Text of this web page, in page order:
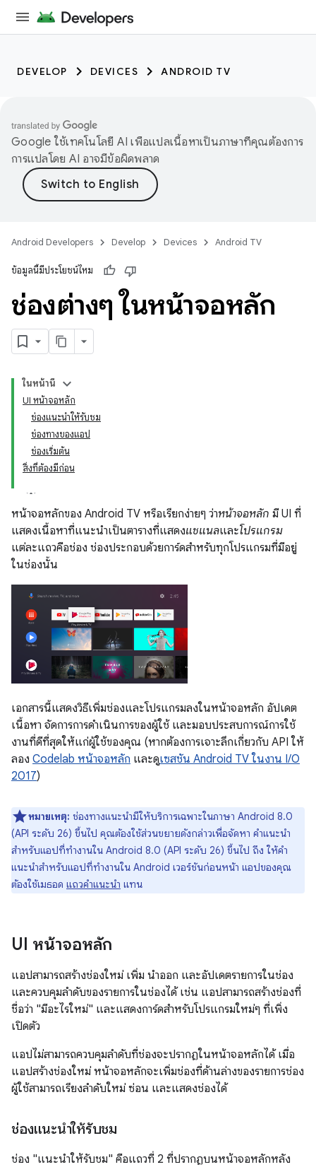
DEVELOP DEVICES ANDROID TV
Google ใช้เทคโนโลยี AI เพื่อแปลเนื้อหาเป็นภาษาที่คุณต้องการ
การแปลโดย AI อาจมีข้อผิดพลาด
Android Developers Develop Devices Android TV
ข้อมูลนี้มีประโยชน์ไหม
ช่องต่างๆ ในหน้าจอหลัก
ในหน้านี้
UI หน้าจอหลัก
ช่องแนะนำให้รับชม
ช่องทางของแอป
ช่องเริ่มต้น
สิ่งที่ต้องมีก่อน
หน้าจอหลักของ Android TV หรือเรียกง่ายๆ ว่าหน้าจอหลัก มี UI ที่
แสดงเนื้อหาที่แนะนำเป็นตารางที่แสดงแชแนลและโปรแกรม
แต่ละแถวคือช่อง ช่องประกอบด้วยการ์ดสำหรับทุกโปรแกรมที่มีอยู่
ในช่องนั้น
เอกสารนี้แสดงวิธีเพิ่มช่องและโปรแกรมลงในหน้าจอหลัก อัปเดต
เนื้อหา จัดการการดำเนินการของผู้ใช้ และมอบประสบการณ์การใช้
งานที่ดีที่สุดให้แก่ผู้ใช้ของคุณ (หากต้องการเจาะลึกเกี่ยวกับ API ให้
ลอง Codelab หน้าจอหลัก และดูเซสชัน Android TV ในงาน I/O
2017)
หมายเหตุ: ช่องทางแนะนำมีให้บริการเฉพาะในภาษา Android 8.0
(API ระดับ 26) ขึ้นไป คุณต้องใช้ส่วนขยายดังกล่าวเพื่อจัดหา คำแนะนำ
สำหรับแอปที่ทำงานใน Android 8.0 (API ระดับ 26) ขึ้นไป ถึง ให้คำ
แนะนำสำหรับแอปที่ทำงานใน Android เวอร์ชันก่อนหน้า แอปของคุณ
ต้องใช้เมธอด แถวคำแนะนำ แทน
UI หน้าจอหลัก
แอปสามารถสร้างช่องใหม่ เพิ่ม นำออก และอัปเดตรายการในช่อง
และควบคุมลำดับของรายการในช่องได้ เช่น แอปสามารถสร้างช่องที่
ชื่อว่า "มีอะไรใหม่" และแสดงการ์ดสำหรับโปรแกรมใหม่ๆ ที่เพิ่ง
เปิดตัว
แอปไม่สามารถควบคุมลำดับที่ช่องจะปรากฏในหน้าจอหลักได้ เมื่อ
แอปสร้างช่องใหม่ หน้าจอหลักจะเพิ่มช่องที่ด้านล่างของรายการช่อง
ผู้ใช้สามารถเรียงลำดับใหม่ ซ่อน และแสดงช่องได้
ช่องแนะนำให้รับชม
ช่อง "แนะนำให้รับชม" คือแถวที่ 2 ที่ปรากฏบนหน้าจอหลักหลัง